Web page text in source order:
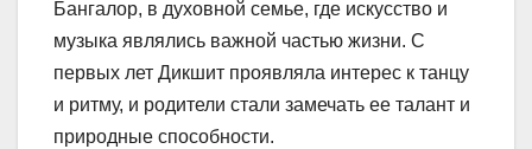
Бангалор, в духовной семье, где искусство и
музыка являлись важной частью жизни. С
первых лет Дикшит проявляла интерес к танцу
и ритму, и родители стали замечать ее талант и
природные способности.